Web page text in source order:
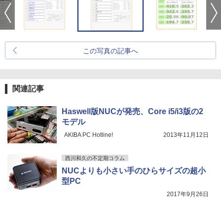
この写真の記事へ
関連記事
Haswell版NUCが発売、Core i5/i3版の2
モデル
AKIBA PC Hotline! 2013年11月12日
西川和久の不定期コラム
NUCよりも小さい手のひらサイズの超小
型PC
2017年9月26日